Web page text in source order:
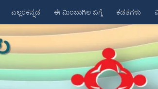
ಎಲ್ಲರಕನ್ನಡ ಈ ಮಿಂಬಾಗಿಲ ಬಗ್ಗೆ ಕಡತಗಳು